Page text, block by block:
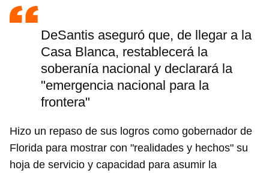
DeSantis aseguró que, de llegar a la
Casa Blanca, restablecerá la
soberanía nacional y declarará la
"emergencia nacional para la
frontera"
Hizo un repaso de sus logros como gobernador de
Florida para mostrar con "realidades y hechos" su
hoja de servicio y capacidad para asumir la